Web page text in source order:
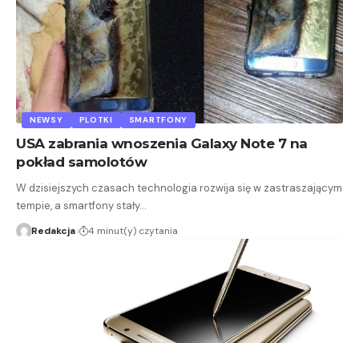
NEWSY PLOTKI SMARTFONY
USA zabrania wnoszenia Galaxy Note 7 na
pokład samolotów
W dzisiejszych czasach technologia rozwija się w zastraszającym
tempie, a smartfony stały…
Redakcja 4 minut(y) czytania